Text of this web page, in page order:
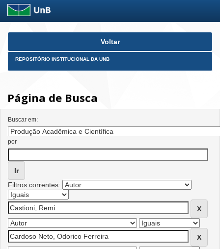
Skip
Voltar
REPOSITÓRIO INSTITUCIONAL DA UNB
Página de Busca
Buscar em:
por
Filtros correntes: